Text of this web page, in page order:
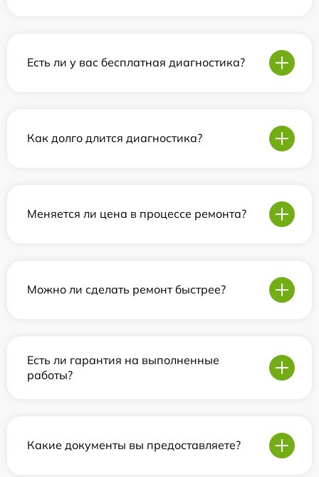
Есть ли у вас бесплатная диагностика?
Как долго длится диагностика?
Меняется ли цена в процессе ремонта?
Можно ли сделать ремонт быстрее?
Есть ли гарантия на выполненные
работы?
Какие документы вы предоставляете?